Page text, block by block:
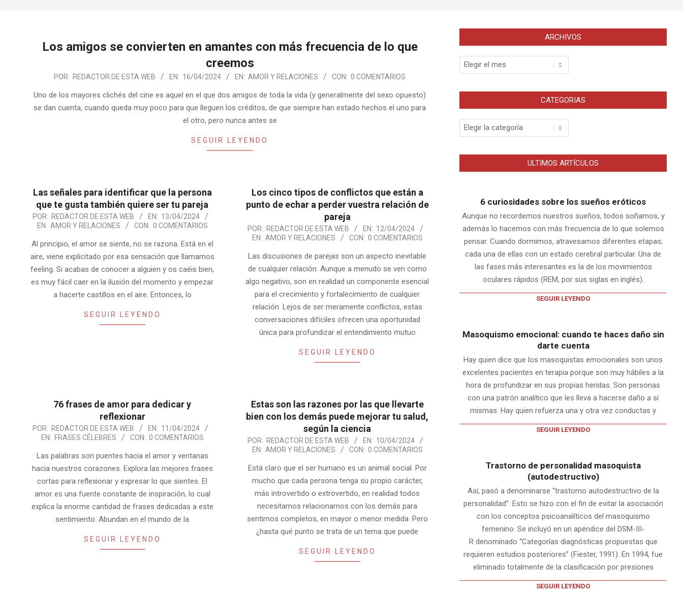
Los amigos se convierten en amantes con más frecuencia de lo que
creemos
POR: REDACTOR DE ESTA WEB EN: 16/04/2024 EN: AMOR Y RELACIONES CON: 0 COMENTARIOS
Uno de los mayores clichés del cine es aquel en el que dos amigos de toda la vida (y generalmente del sexo opuesto)
se dan cuenta, cuando queda muy poco para que lleguen los créditos, de que siempre han estado hechos el uno para
el otro, pero nunca antes se
SEGUIR LEYENDO
Las señales para identificar que la persona
que te gusta también quiere ser tu pareja
2024-
04-
13
POR: REDACTOR DE ESTA WEB EN: 13/04/2024
EN: AMOR Y RELACIONES CON: 0 COMENTARIOS
Al principio, el amor se siente, no se razona. Está en el
aire, viene explicitado por esa sensación que llamamos
feeling. Si acabas de conocer a alguien y os caéis bien,
es muy fácil caer en la ilusión del momento y empezar
a hacerte castillos en el aire. Entonces, lo
SEGUIR LEYENDO
Los cinco tipos de conflictos que están a
punto de echar a perder vuestra relación de
pareja
2024-
04-
12
POR: REDACTOR DE ESTA WEB EN: 12/04/2024
EN: AMOR Y RELACIONES CON: 0 COMENTARIOS
Las discusiones de parejas son un aspecto inevitable
de cualquier relación. Aunque a menudo se ven como
algo negativo, son en realidad un componente esencial
para el crecimiento y fortalecimiento de cualquier
relación. Lejos de ser meramente conflictos, estas
conversaciones difíciles ofrecen una oportunidad
única para profundizar el entendimiento mutuo
SEGUIR LEYENDO
76 frases de amor para dedicar y
reflexionar
2024-
11
POR: REDACTOR DE ESTA WEB EN: 11/04/2024
EN: FRASES CÉLEBRES CON: 0 COMENTARIOS
Las palabras son puentes hacia el amor y ventanas
hacia nuestros corazones. Explora las mejores frases
cortas para reflexionar y expresar lo que sientes. El
amor es una fuente constante de inspiración, lo cual
explica la enorme cantidad de frases dedicadas a este
sentimiento. Abundan en el mundo de la
SEGUIR LEYENDO
Estas son las razones por las que llevarte
bien con los demás puede mejorar tu salud,
según la ciencia
2024-
04-
10
POR: REDACTOR DE ESTA WEB EN: 10/04/2024
EN: AMOR Y RELACIONES CON: 0 COMENTARIOS
Está claro que el ser humano es un animal social. Por
mucho que cada persona tenga su propio carácter,
más introvertido o extrovertido, en realidad todos
necesitamos relacionarnos con los demás para
sentirnos completos, en mayor o menor medida. Pero
¿hasta qué punto se trata de un tema que puede
SEGUIR LEYENDO
ARCHIVOS
Archivos
CATEGORIAS
Categorias
ULTIMOS ARTÍCULOS
6 curiosidades sobre los sueños eróticos
Aunque no recordemos nuestros sueños, todos soñamos; y
además lo hacemos con más frecuencia de lo que solemos
pensar. Cuando dormimos, atravesamos diferentes etapas;
cada una de ellas con un estado cerebral particular. Una de
las fases más interesantes es la de los movimientos
oculares rápidos (REM, por sus siglas en inglés).
SEGUIR LEYENDO
Masoquismo emocional: cuando te haces daño sin
darte cuenta
Hay quien dice que los masoquistas emocionales son unos
excelentes pacientes en terapia porque son muy hábiles a la
hora de profundizar en sus propias heridas. Son personas
con una patrón analítico que les lleva a hacerse daño a sí
mismas. Hay quien refuerza una y otra vez conductas y
SEGUIR LEYENDO
Trastorno de personalidad masoquista
(autodestructivo)
Así, pasó a denominarse “trastorno autodestructivo de la
personalidad”. Esto se hizo con el fin de evitar la asociación
con los conceptos psicoanalíticos del masoquismo
femenino. Se incluyó en un apéndice del DSM-III-
R denominado “Categorías diagnósticas propuestas que
requieren estudios posteriores” (Fiester, 1991). En 1994, fue
eliminado totalmente de la clasificación por presiones
SEGUIR LEYENDO